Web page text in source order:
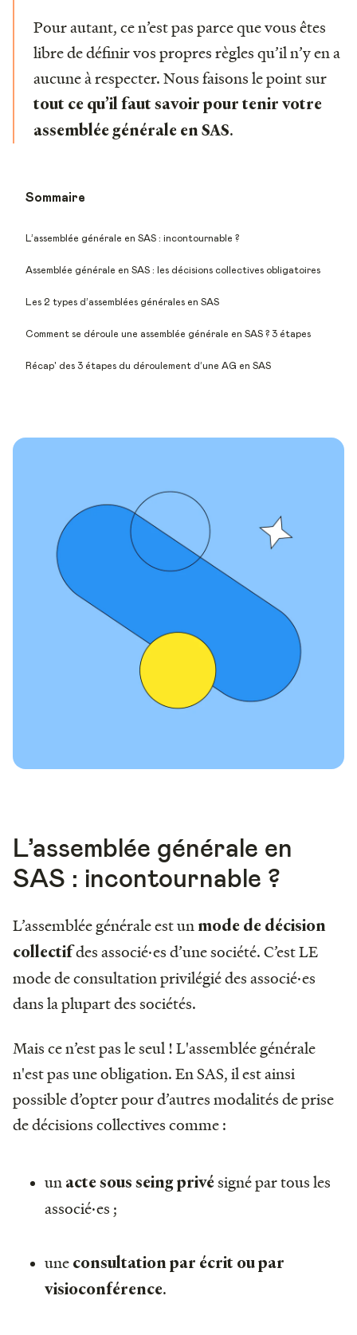
Pour autant, ce n’est pas parce que vous êtes
libre de définir vos propres règles qu’il n’y en a
aucune à respecter. Nous faisons le point sur
tout ce qu’il faut savoir pour tenir votre
assemblée générale en SAS.
Sommaire
L’assemblée générale en SAS : incontournable ?
Assemblée générale en SAS : les décisions collectives obligatoires
Les 2 types d’assemblées générales en SAS
Comment se déroule une assemblée générale en SAS ? 3 étapes
Récap' des 3 étapes du déroulement d’une AG en SAS
L’assemblée générale en
SAS : incontournable ?
L’assemblée générale est un mode de décision
collectifdes associé·es d’une société. C’est LE
mode de consultation privilégié des associé·es
dans la plupart des sociétés.
Mais ce n’est pas le seul ! L'assemblée générale
n'est pas une obligation. En SAS, il est ainsi
possible d’opter pour d’autres modalités de prise
de décisions collectives comme :
un acte sous seing privésigné par tous les
associé·es ;
une consultation par écrit ou par
visioconférence.